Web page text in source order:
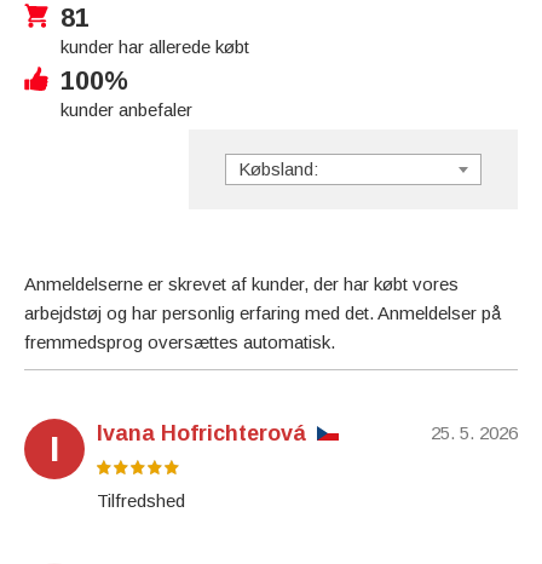
81
kunder har allerede købt
100%
kunder anbefaler
Købsland:
Anmeldelserne er skrevet af kunder, der har købt vores
arbejdstøj og har personlig erfaring med det. Anmeldelser på
fremmedsprog oversættes automatisk.
I 25. 5. 2026
Ivana Hofrichterová
Tilfredshed